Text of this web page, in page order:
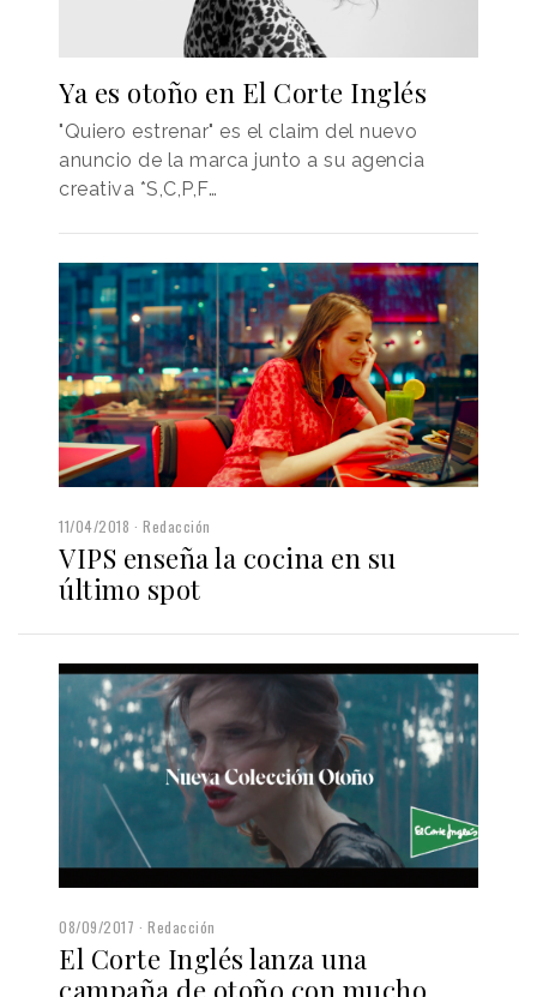
Ya es otoño en El Corte Inglés
"Quiero estrenar" es el claim del nuevo
anuncio de la marca junto a su agencia
creativa *S,C,P,F…
11/04/2018 Redacción
VIPS enseña la cocina en su
último spot
08/09/2017 Redacción
El Corte Inglés lanza una